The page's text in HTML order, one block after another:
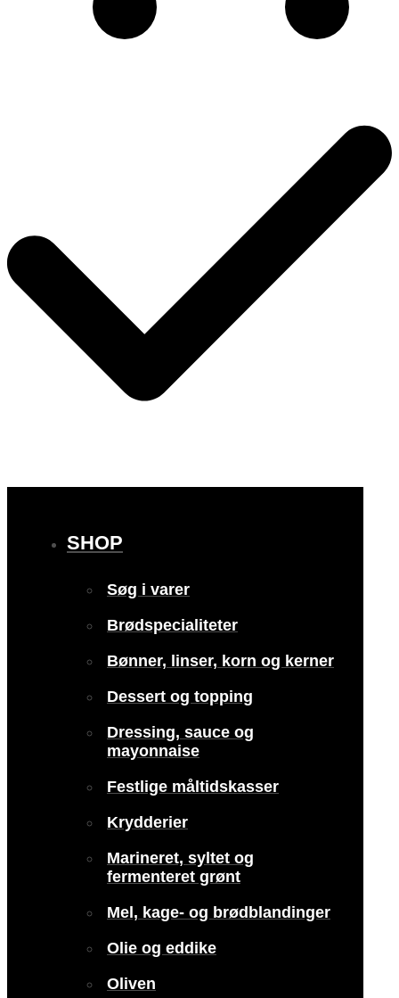
SHOP
Søg i varer
Brødspecialiteter
Bønner, linser, korn og kerner
Dessert og topping
Dressing, sauce og
mayonnaise
Festlige måltidskasser
Krydderier
Marineret, syltet og
fermenteret grønt
Mel, kage- og brødblandinger
Olie og eddike
Oliven